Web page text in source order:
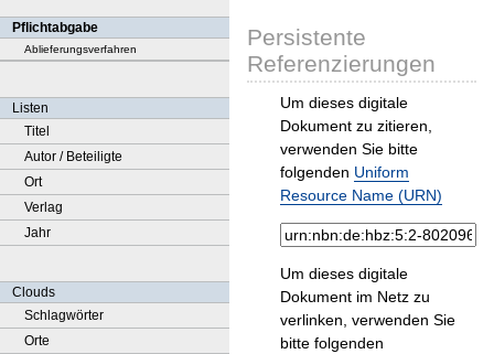
Pflichtabgabe
Ablieferungsverfahren
Listen
Titel
Autor / Beteiligte
Ort
Verlag
Jahr
Clouds
Schlagwörter
Orte
Persistente
Referenzierungen
Um dieses digitale
Dokument zu zitieren,
verwenden Sie bitte
folgenden Uniform
Resource Name (URN)
Um dieses digitale
Dokument im Netz zu
verlinken, verwenden Sie
bitte folgenden